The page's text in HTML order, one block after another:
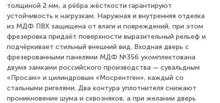
толщиной 2 мм, а рёбра жёсткости гарантируют
устойчивость к нагрузкам. Наружная и внутренняя отделка
из МДФ ПВХ защищена от влаги и повреждений, при этом
фрезеровка придаёт поверхности выразительный рельеф и
подчёркивает стильный внешний вид. Входная дверь с
фрезерованными панелями МДФ №356 укомплектована
двумя замками российского производства — сувальдным
«Просам» и цилиндровым «Мосрентген», каждый со
стальными ригелями. Два контура уплотнителя снижают
проникновение шума и сквозняков, а при желании дверь